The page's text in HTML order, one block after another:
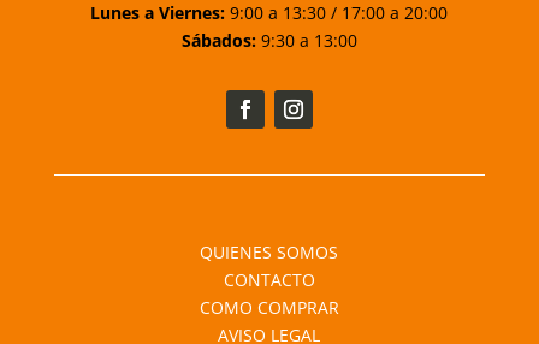
Lunes a Viernes: 9:00 a 13:30 / 17:00 a 20:00
Sábados:9:30 a 13:00
QUIENES SOMOS
CONTACTO
COMO COMPRAR
AVISO LEGAL